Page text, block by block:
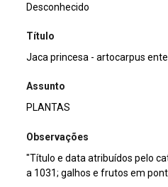
Desconhecido
Título
Jaca princesa - artocarpus
Assunto
PLANTAS
Observações
"Título e data atribuídos pelo
a 1031; galhos e frutos em